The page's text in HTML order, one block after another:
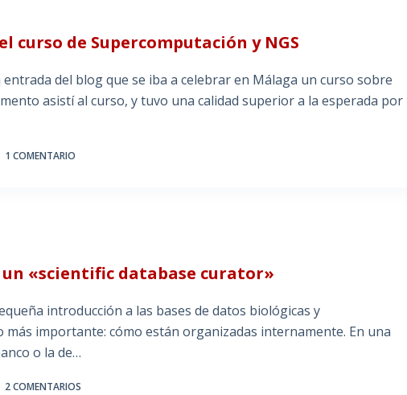
curso de Supercomputación y NGS
del blog que se iba a celebrar en Málaga un curso sobre
asistí al curso, y tuvo una calidad superior a la esperada por
1 COMENTARIO
un «scientific database curator»
introducción a las bases de datos biológicas y
importante: cómo están organizadas internamente. En una
o la de…
2 COMENTARIOS